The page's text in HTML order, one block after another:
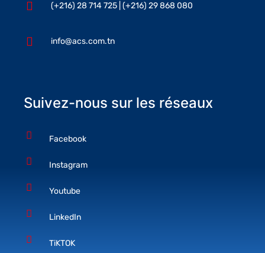
(+216) 28 714 725 | (+216) 29 868 080
info@acs.com.tn
Suivez-nous sur les réseaux
Facebook
Instagram
Youtube
LinkedIn
TiKTOK